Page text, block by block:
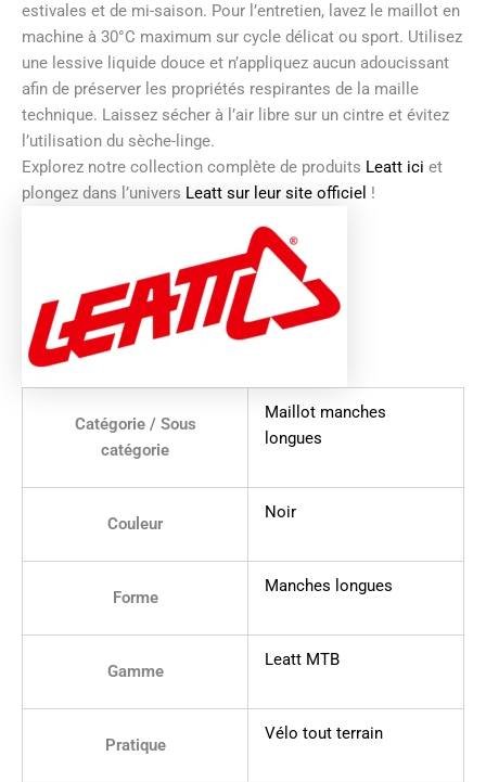
estivales et de mi-saison. Pour l’entretien, lavez le maillot en
machine à 30°C maximum sur cycle délicat ou sport. Utilisez
une lessive liquide douce et n’appliquez aucun adoucissant
afin de préserver les propriétés respirantes de la maille
technique. Laissez sécher à l’air libre sur un cintre et évitez
l’utilisation du sèche-linge.
Explorez notre collection complète de produits Leatt ici et
plongez dans l’univers Leatt sur leur site officiel !
Catégorie / Sous
catégorie
Maillot manches
longues
Couleur
Noir
Forme
Manches longues
Gamme
Leatt MTB
Pratique
Vélo tout terrain